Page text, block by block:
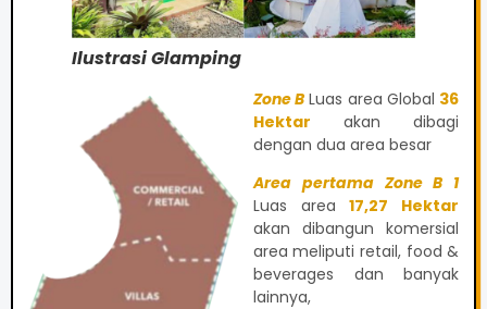
Ilustrasi Glamping
Zone BLuas area Global 36
Hektar akan dibagi
dengan dua area besar
Area pertama Zone B 1
Luas area17,27 Hektar
akan dibangun komersial
area meliputi retail, food &
beverages dan banyak
lainnya,